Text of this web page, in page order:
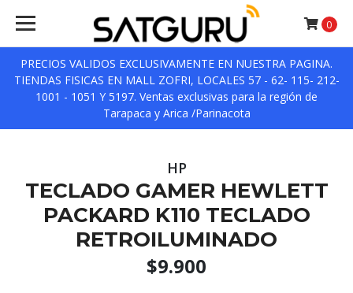
PRECIOS VALIDOS EXCLUSIVAMENTE EN NUESTRA PAGINA.
TIENDAS FISICAS EN MALL ZOFRI, LOCALES 57 - 62- 115- 212-
1001 - 1051 Y 5197. Ventas exclusivas para la región de
Tarapaca y Arica /Parinacota
0
HP
TECLADO GAMER HEWLETT
PACKARD K110 TECLADO
RETROILUMINADO
$9.900